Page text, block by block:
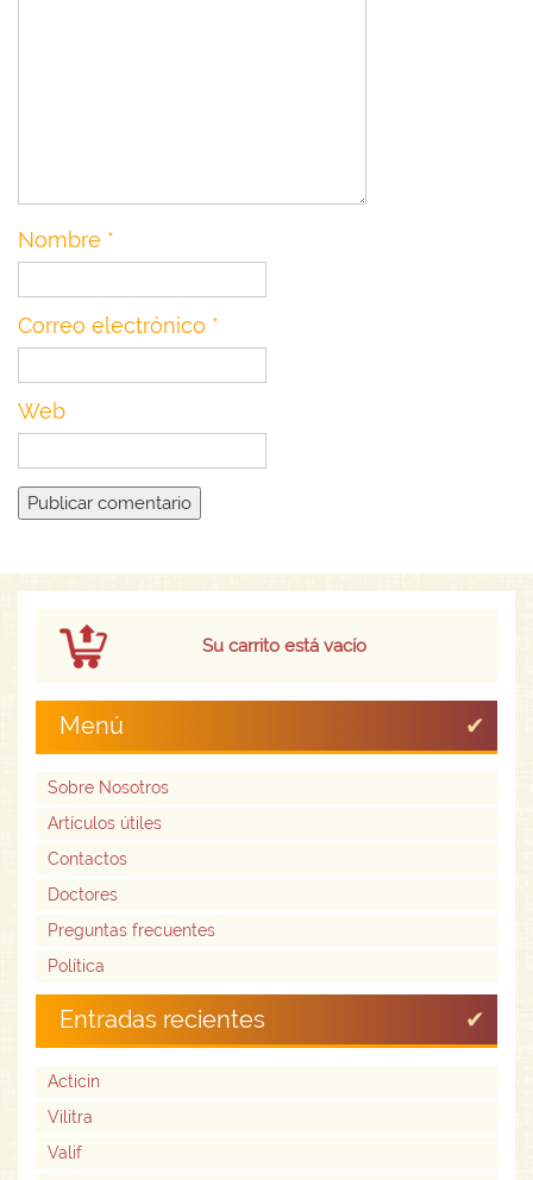
Nombre *
Correo electrónico *
Web
Su carrito está vacío
Menú
Sobre Nosotros
Artículos útiles
Contactos
Doctores
Preguntas frecuentes
Política
Entradas recientes
Acticin
Vilitra
Valif